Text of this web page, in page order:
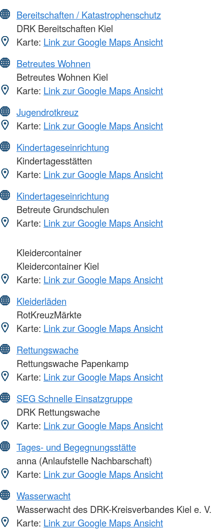
Bereitschaften / Katastrophenschutz
DRK Bereitschaften Kiel
Karte: Link zur Google Maps Ansicht
Betreutes Wohnen
Betreutes Wohnen Kiel
Karte: Link zur Google Maps Ansicht
Jugendrotkreuz
Karte: Link zur Google Maps Ansicht
Kindertageseinrichtung
Kindertagesstätten
Karte: Link zur Google Maps Ansicht
Kindertageseinrichtung
Betreute Grundschulen
Karte: Link zur Google Maps Ansicht
Kleidercontainer
Kleidercontainer Kiel
Karte: Link zur Google Maps Ansicht
Kleiderläden
RotKreuzMärkte
Karte: Link zur Google Maps Ansicht
Rettungswache
Rettungswache Papenkamp
Karte: Link zur Google Maps Ansicht
SEG Schnelle Einsatzgruppe
DRK Rettungswache
Karte: Link zur Google Maps Ansicht
Tages- und Begegnungsstätte
anna (Anlaufstelle Nachbarschaft)
Karte: Link zur Google Maps Ansicht
Wasserwacht
Wasserwacht des DRK-Kreisverbandes Kiel e. V.
Karte: Link zur Google Maps Ansicht